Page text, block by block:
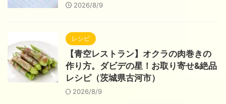
2026/8/9
レシピ
【青空レストラン】オクラの肉巻きの
作り方。ダビデの星！お取り寄せ&絶品
レシピ（茨城県古河市）
2026/8/9